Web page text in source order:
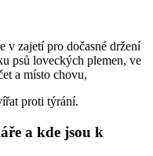
v zajetí pro dočasné držení
psů loveckých plemen, ve
a místo chovu,
proti týrání.
a kde jsou k